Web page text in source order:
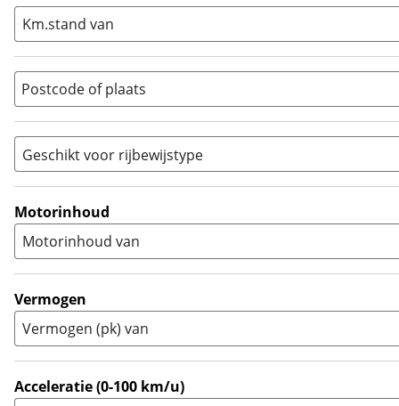
Naked
Overig (0)
Racer ( 0)
Sport (0)
Sport Touring
Supermotard (0)
Supersport
Tourer (0)
Touring Enduro
Trike (0)
Zijspan 0)
Km.stand van
Postcode of plaats
Geschikt voor rijbewijstype
A (2)
A1 (0)
(
Motorinhoud
Motorinhoud van
Vermogen
Vermogen (pk) van
Acceleratie (0-100 km/u)